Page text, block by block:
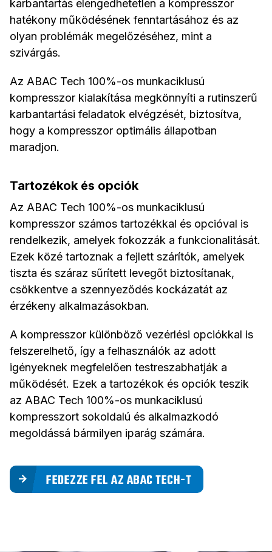
karbantartás elengedhetetlen a kompresszor
hatékony működésének fenntartásához és az
olyan problémák megelőzéséhez, mint a
szivárgás.
Az ABAC Tech 100%-os munkaciklusú
kompresszor kialakítása megkönnyíti a rutinszerű
karbantartási feladatok elvégzését, biztosítva,
hogy a kompresszor optimális állapotban
maradjon.
Tartozékok és opciók
Az ABAC Tech 100%-os munkaciklusú
kompresszor számos tartozékkal és opcióval is
rendelkezik, amelyek fokozzák a funkcionalitását.
Ezek közé tartoznak a fejlett szárítók, amelyek
tiszta és száraz sűrített levegőt biztosítanak,
csökkentve a szennyeződés kockázatát az
érzékeny alkalmazásokban.
A kompresszor különböző vezérlési opciókkal is
felszerelhető, így a felhasználók az adott
igényeknek megfelelően testreszabhatják a
működését. Ezek a tartozékok és opciók teszik
az ABAC Tech 100%-os munkaciklusú
kompresszort sokoldalú és alkalmazkodó
megoldássá bármilyen iparág számára.
FEDEZZE FEL AZ ABAC TECH-T